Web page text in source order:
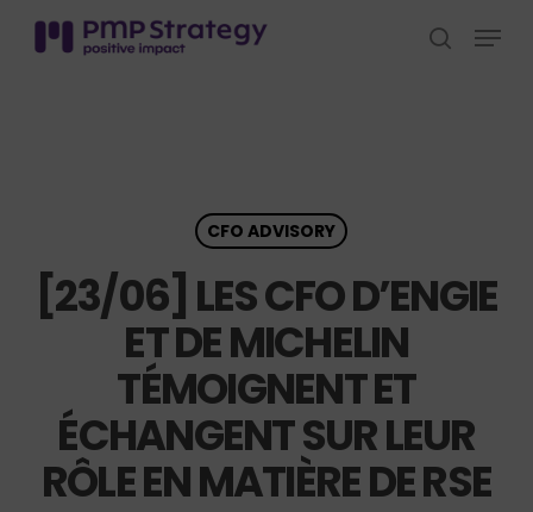
search
Menu
CFO ADVISORY
[23/06] LES CFO D’ENGIE
ET DE MICHELIN
TÉMOIGNENT ET
ÉCHANGENT SUR LEUR
RÔLE EN MATIÈRE DE RSE